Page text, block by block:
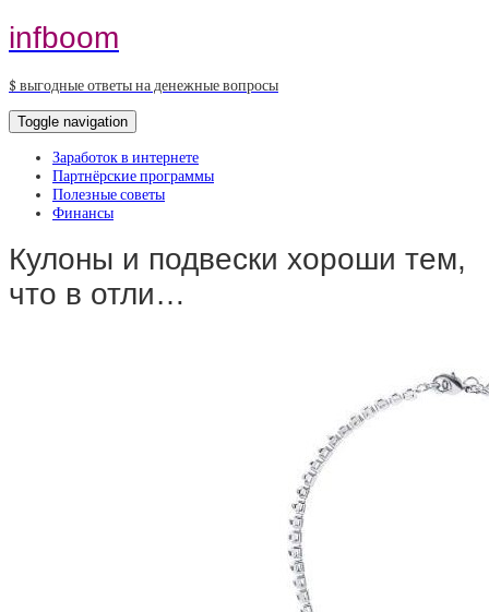
infboom
$ выгодные ответы на денежные вопросы
Toggle navigation
Заработок в интернете
Партнёрские программы
Полезные советы
Финансы
Кулоны и подвески хороши тем,
что в отли…